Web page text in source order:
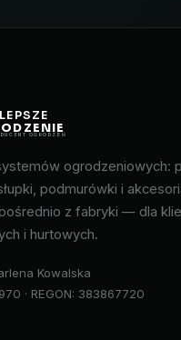
OGRODZEŃ
ogrodzeniowych:
podmurówki i
z fabryki — dla
i hurtowych.
Kowalska
· REGON: 383867720